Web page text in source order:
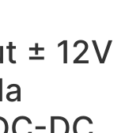
± 12V